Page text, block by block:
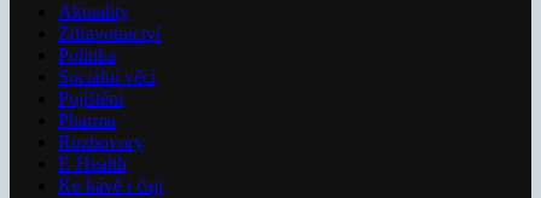
Aktuality
Zdravotnictví
Politika
Sociální věci
Pojištění
Pharma
Rozhovory
E-Health
Ke kávě i čaji